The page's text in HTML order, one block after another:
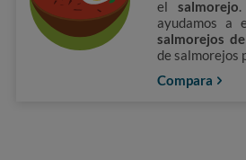
el salmorejo
ayudamos a
salmorejos
de salmorejos
Compara